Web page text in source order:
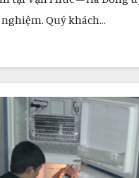
Quý khách…